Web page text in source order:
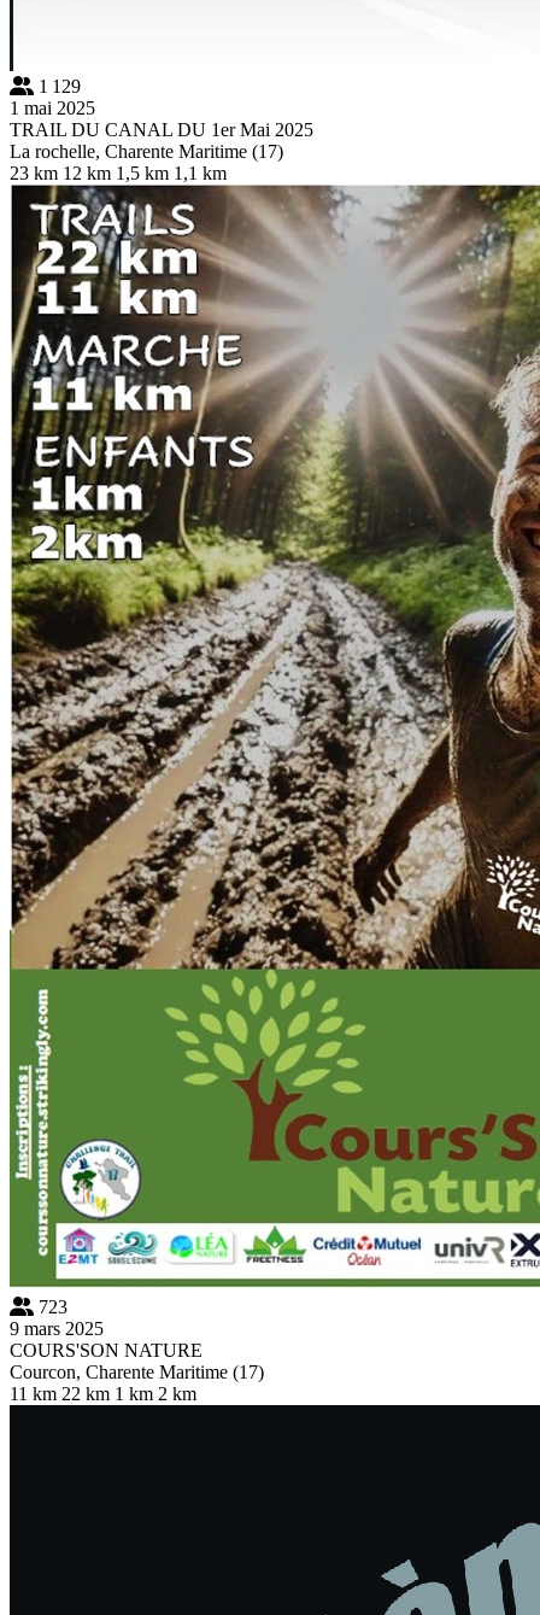
1 129
1 mai 2025
TRAIL DU CANAL DU 1er Mai 2025
La rochelle, Charente Maritime (17)
23 km 12 km 1,5 km 1,1 km
723
9 mars 2025
COURS'SON NATURE
Courcon, Charente Maritime (17)
11 km 22 km 1 km 2 km